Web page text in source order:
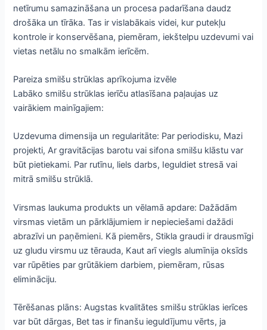
netīrumu samazināšana un procesa padarīšana daudz
drošāka un tīrāka. Tas ir vislabākais videi, kur putekļu
kontrole ir konservēšana, piemēram, iekštelpu uzdevumi vai
vietas netālu no smalkām ierīcēm.
Pareiza smilšu strūklas aprīkojuma izvēle
Labāko smilšu strūklas ierīču atlasīšana paļaujas uz
vairākiem mainīgajiem:
Uzdevuma dimensija un regularitāte: Par periodisku, Mazi
projekti, Ar gravitācijas barotu vai sifona smilšu klāstu var
būt pietiekami. Par rutīnu, liels darbs, Ieguldiet stresā vai
mitrā smilšu strūklā.
Virsmas laukuma produkts un vēlamā apdare: Dažādām
virsmas vietām un pārklājumiem ir nepieciešami dažādi
abrazīvi un paņēmieni. Kā piemērs, Stikla graudi ir drausmīgi
uz gludu virsmu uz tērauda, Kaut arī viegls alumīnija oksīds
var rūpēties par grūtākiem darbiem, piemēram, rūsas
elimināciju.
Tērēšanas plāns: Augstas kvalitātes smilšu strūklas ierīces
var būt dārgas, Bet tas ir finanšu ieguldījumu vērts, ja